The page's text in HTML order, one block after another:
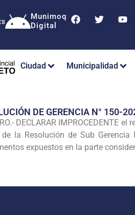
Munimoq
Digital
Ciudad Municipalidad
DE GERENCIA N° 150-
DECLARAR IMPROCEDENTE
la Resolución de Sub
expuestos en la parte